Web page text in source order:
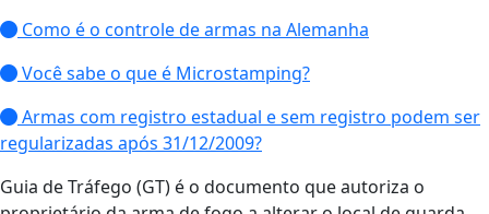
Como é o controle de armas na Alemanha
Você sabe o que é Microstamping?
Armas com registro estadual e sem registro podem ser
regularizadas após 31/12/2009?
Guia de Tráfego (GT) é o documento que autoriza o